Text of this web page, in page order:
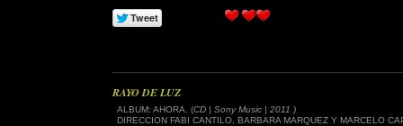
RAYO DE LUZ
ALBUM: AHORA. (CD | Sony Music | 2011 )
DIRECCION FABI CANTILO, BARBARA MARQUEZ Y MARCELO